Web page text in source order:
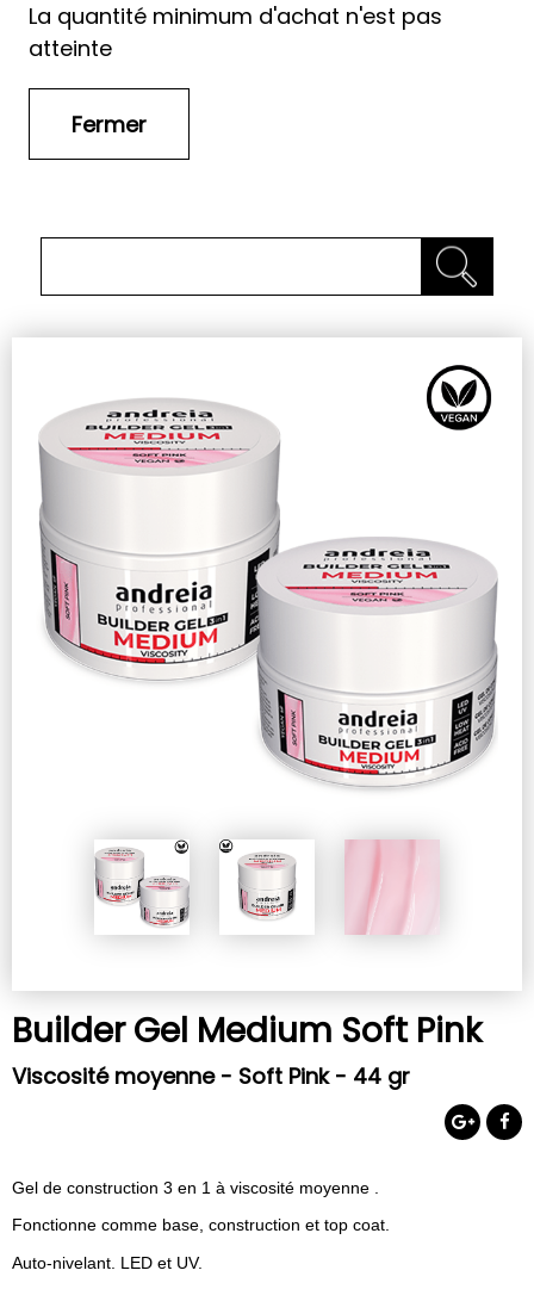
La quantité minimum d'achat n'est pas
atteinte
Builder Gel Medium Soft Pink
Viscosité moyenne - Soft Pink - 44 gr
Gel de construction 3 en 1 à viscosité moyenne .
Fonctionne comme base, construction et top coat.
Auto-nivelant. LED et UV.